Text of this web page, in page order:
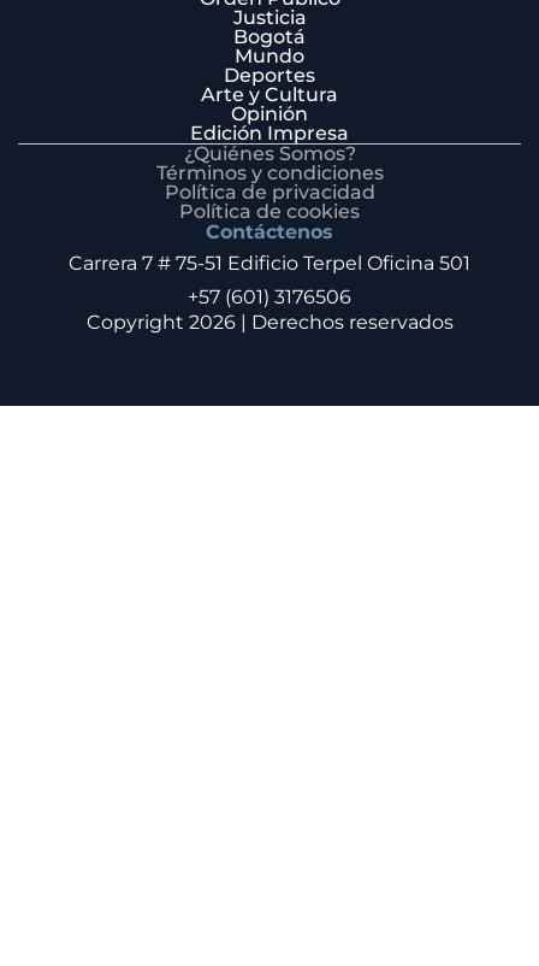
Justicia
Bogotá
Mundo
Deportes
Arte y Cultura
Opinión
Edición Impresa
¿Quiénes Somos?
Términos y condiciones
Política de privacidad
Política de cookies
Contáctenos
Carrera 7 # 75-51 Edificio Terpel Oficina 501
+57 (601) 3176506
Copyright 2026 | Derechos reservados